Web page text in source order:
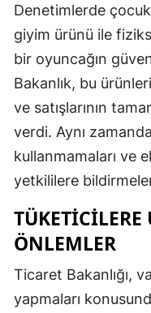
Denetimlerde
giyim ürünü ile
bir oyuncağın
Bakanlık, bu
ve satışlarının
verdi. Aynı
kullanmamaları ve
yetkililere
ÖNLEMLER
Ticaret Bakanlığı,
yapmaları